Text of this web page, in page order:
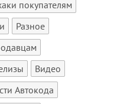
покупателям
Разное
Видео
Автокода